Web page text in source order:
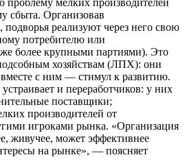
мелких производителей
сбыта. Организовав
подворья реализуют через него свою
потребителю или
более крупными партиями). Это
хозяйствам (ЛПХ): они
с ним — стимул к развитию.
и переработчиков: у них
поставщики;
производителей от
игроками рынка. «Организация
живучее, может эффективнее
на рынке», — поясняет